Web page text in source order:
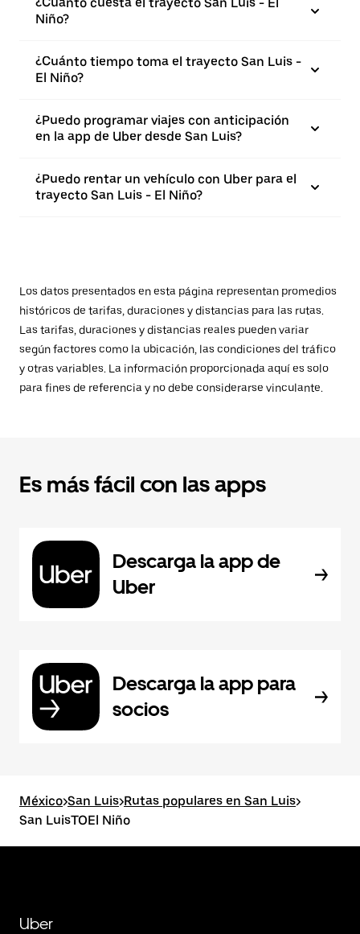
Niño?
¿Cuánto tiempo toma el trayecto San Luis -
El Niño?
¿Puedo programar viajes con anticipación
en la app de Uber desde San Luis?
¿Puedo rentar un vehículo con Uber para el
trayecto San Luis - El Niño?
Los datos presentados en esta página representan promedios
históricos de tarifas, duraciones y distancias para las rutas.
Las tarifas, duraciones y distancias reales pueden variar
según factores como la ubicación, las condiciones del tráfico
y otras variables. La información proporcionada aquí es solo
para fines de referencia y no debe considerarse vinculante.
Es más fácil con las apps
Descarga la app de
Uber
Descarga la app para
socios
México>San Luis>Rutas populares en San Luis>
San LuisTOEl Niño
Uber